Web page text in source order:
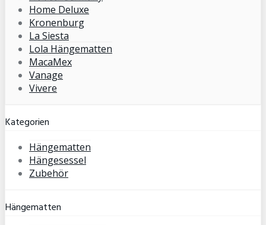
Home Deluxe
Kronenburg
La Siesta
Lola Hängematten
MacaMex
Vanage
Vivere
Kategorien
Hängematten
Hängesessel
Zubehör
Hängematten